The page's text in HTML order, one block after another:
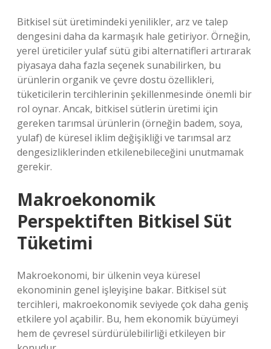
Bitkisel süt üretimindeki yenilikler, arz ve talep
dengesini daha da karmaşık hale getiriyor. Örneğin,
yerel üreticiler yulaf sütü gibi alternatifleri artırarak
piyasaya daha fazla seçenek sunabilirken, bu
ürünlerin organik ve çevre dostu özellikleri,
tüketicilerin tercihlerinin şekillenmesinde önemli bir
rol oynar. Ancak, bitkisel sütlerin üretimi için
gereken tarımsal ürünlerin (örneğin badem, soya,
yulaf) de küresel iklim değişikliği ve tarımsal arz
dengesizliklerinden etkilenebileceğini unutmamak
gerekir.
Makroekonomik
Perspektiften Bitkisel Süt
Tüketimi
Makroekonomi, bir ülkenin veya küresel
ekonominin genel işleyişine bakar. Bitkisel süt
tercihleri, makroekonomik seviyede çok daha geniş
etkilere yol açabilir. Bu, hem ekonomik büyümeyi
hem de çevresel sürdürülebilirliği etkileyen bir